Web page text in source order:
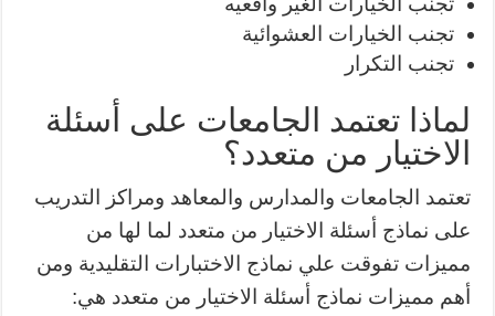
تجنب الخيارات العشوائية
تجنب التكرار
لماذا تعتمد الجامعات على أسئلة
الاختيار من متعدد؟
تعتمد الجامعات والمدارس والمعاهد ومراكز التدريب
على نماذج أسئلة الاختيار من متعدد لما لها من
مميزات تفوقت علي نماذج الاختبارات التقليدية ومن
أهم مميزات نماذج أسئلة الاختيار من متعدد هي: